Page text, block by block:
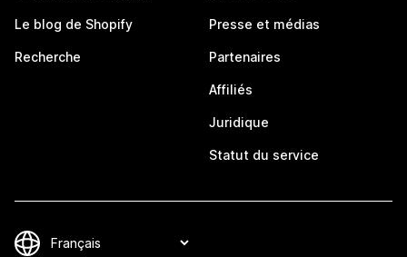
Le blog de Shopify
Recherche
Presse et médias
Partenaires
Affiliés
Juridique
Statut du service